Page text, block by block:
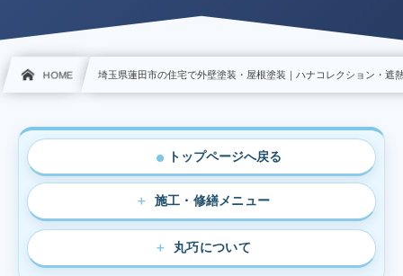
HOME 埼玉県蓮田市の住宅で外壁塗装・屋根塗装｜ハナコレクション・遮
● トップページへ戻る
施工・修繕メニュー
丸巧について